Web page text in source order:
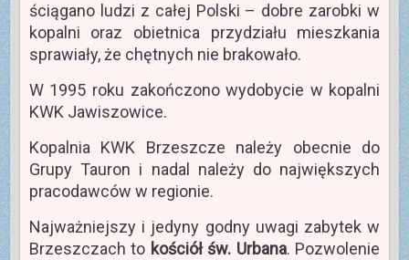
ściągano ludzi z całej Polski – dobre zarobki w
kopalni oraz obietnica przydziału mieszkania
sprawiały, że chętnych nie brakowało.
W 1995 roku zakończono wydobycie w kopalni
KWK Jawiszowice.
Kopalnia KWK Brzeszcze należy obecnie do
Grupy Tauron i nadal należy do największych
pracodawców w regionie.
Najważniejszy i jedyny godny uwagi zabytek w
Brzeszczach to kościół św. Urbana. Pozwolenie